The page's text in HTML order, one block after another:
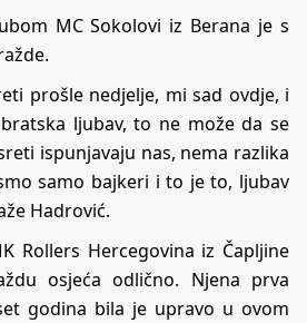
MC Sokolovi iz Berana je s
prošle nedjelje, mi sad ovdje, i
ljubav, to ne može da se
ispunjavaju nas, nema razlika
samo bajkeri i to je to, ljubav
Hadrović.
Rollers Hercegovina iz Čapljine
osjeća odlično. Njena prva
godina bila je upravo u ovom